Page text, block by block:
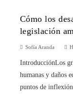
Cómo los
legislación
Sofía Aranda
IntroducciónLos
humanas y daños
puntos de